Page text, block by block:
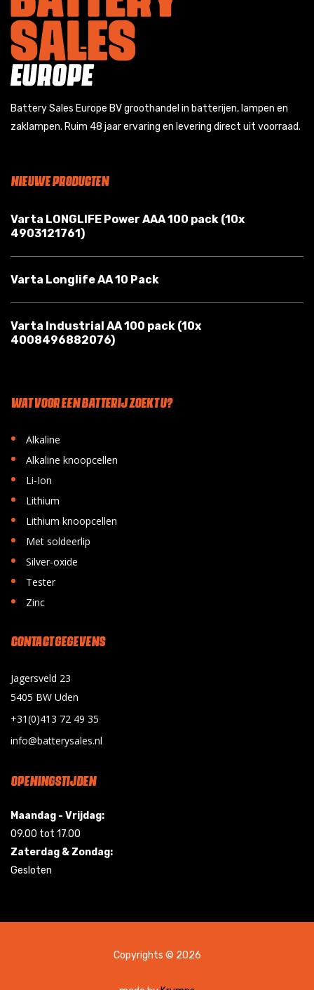
Battery Sales Europe BV groothandel in batterijen, lampen en
zaklampen. Ruim 48 jaar ervaring en levering direct uit voorraad.
NIEUWE PRODUCTEN
Varta LONGLIFE Power AAA 100 pack (10x
4903121761)
Varta Longlife AA 10 Pack
Varta Industrial AA 100 pack (10x
4008496882076)
WAT VOOR EEN BATTERIJ ZOEKT U?
• Alkaline
• Alkaline knoopcellen
• Li-Ion
• Lithium
• Lithium knoopcellen
• Met soldeerlip
• Silver-oxide
• Tester
• Zinc
CONTACT GEGEVENS
Jagersveld 23
5405 BW Uden
+31(0)413 72 49 35
info@batterysales.nl
OPENINGSTIJDEN
Maandag - Vrijdag:
09.00 tot 17.00
Zaterdag & Zondag:
Gesloten
Copyrights © 2026